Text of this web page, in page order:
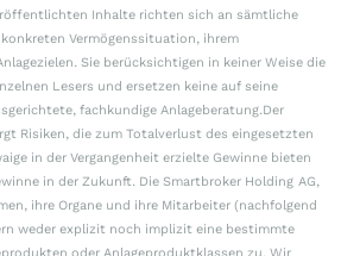
Inhalte richten sich an sämtliche
Vermögenssituation, ihrem
Sie berücksichtigen in keiner Weise die
Lesers und ersetzen keine auf seine
fachkundige Anlageberatung.Der
Risiken, die zum Totalverlust des eingesetzten
in der Vergangenheit erzielte Gewinne bieten
in der Zukunft. Die Smartbroker Holding AG,
ihre Organe und ihre Mitarbeiter (nachfolgend
weder explizit noch implizit eine bestimmte